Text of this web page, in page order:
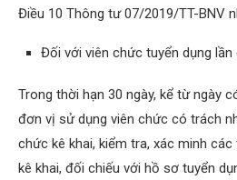
Điều 10 Thông tư 07/2019/TT-BNV
Đối với viên chức tuyển dụng lần
Trong thời hạn 30 ngày, kể từ ngày
đơn vị sử dụng viên chức có trách
chức kê khai, kiểm tra, xác minh
kê khai, đối chiếu với hồ sơ tuyển